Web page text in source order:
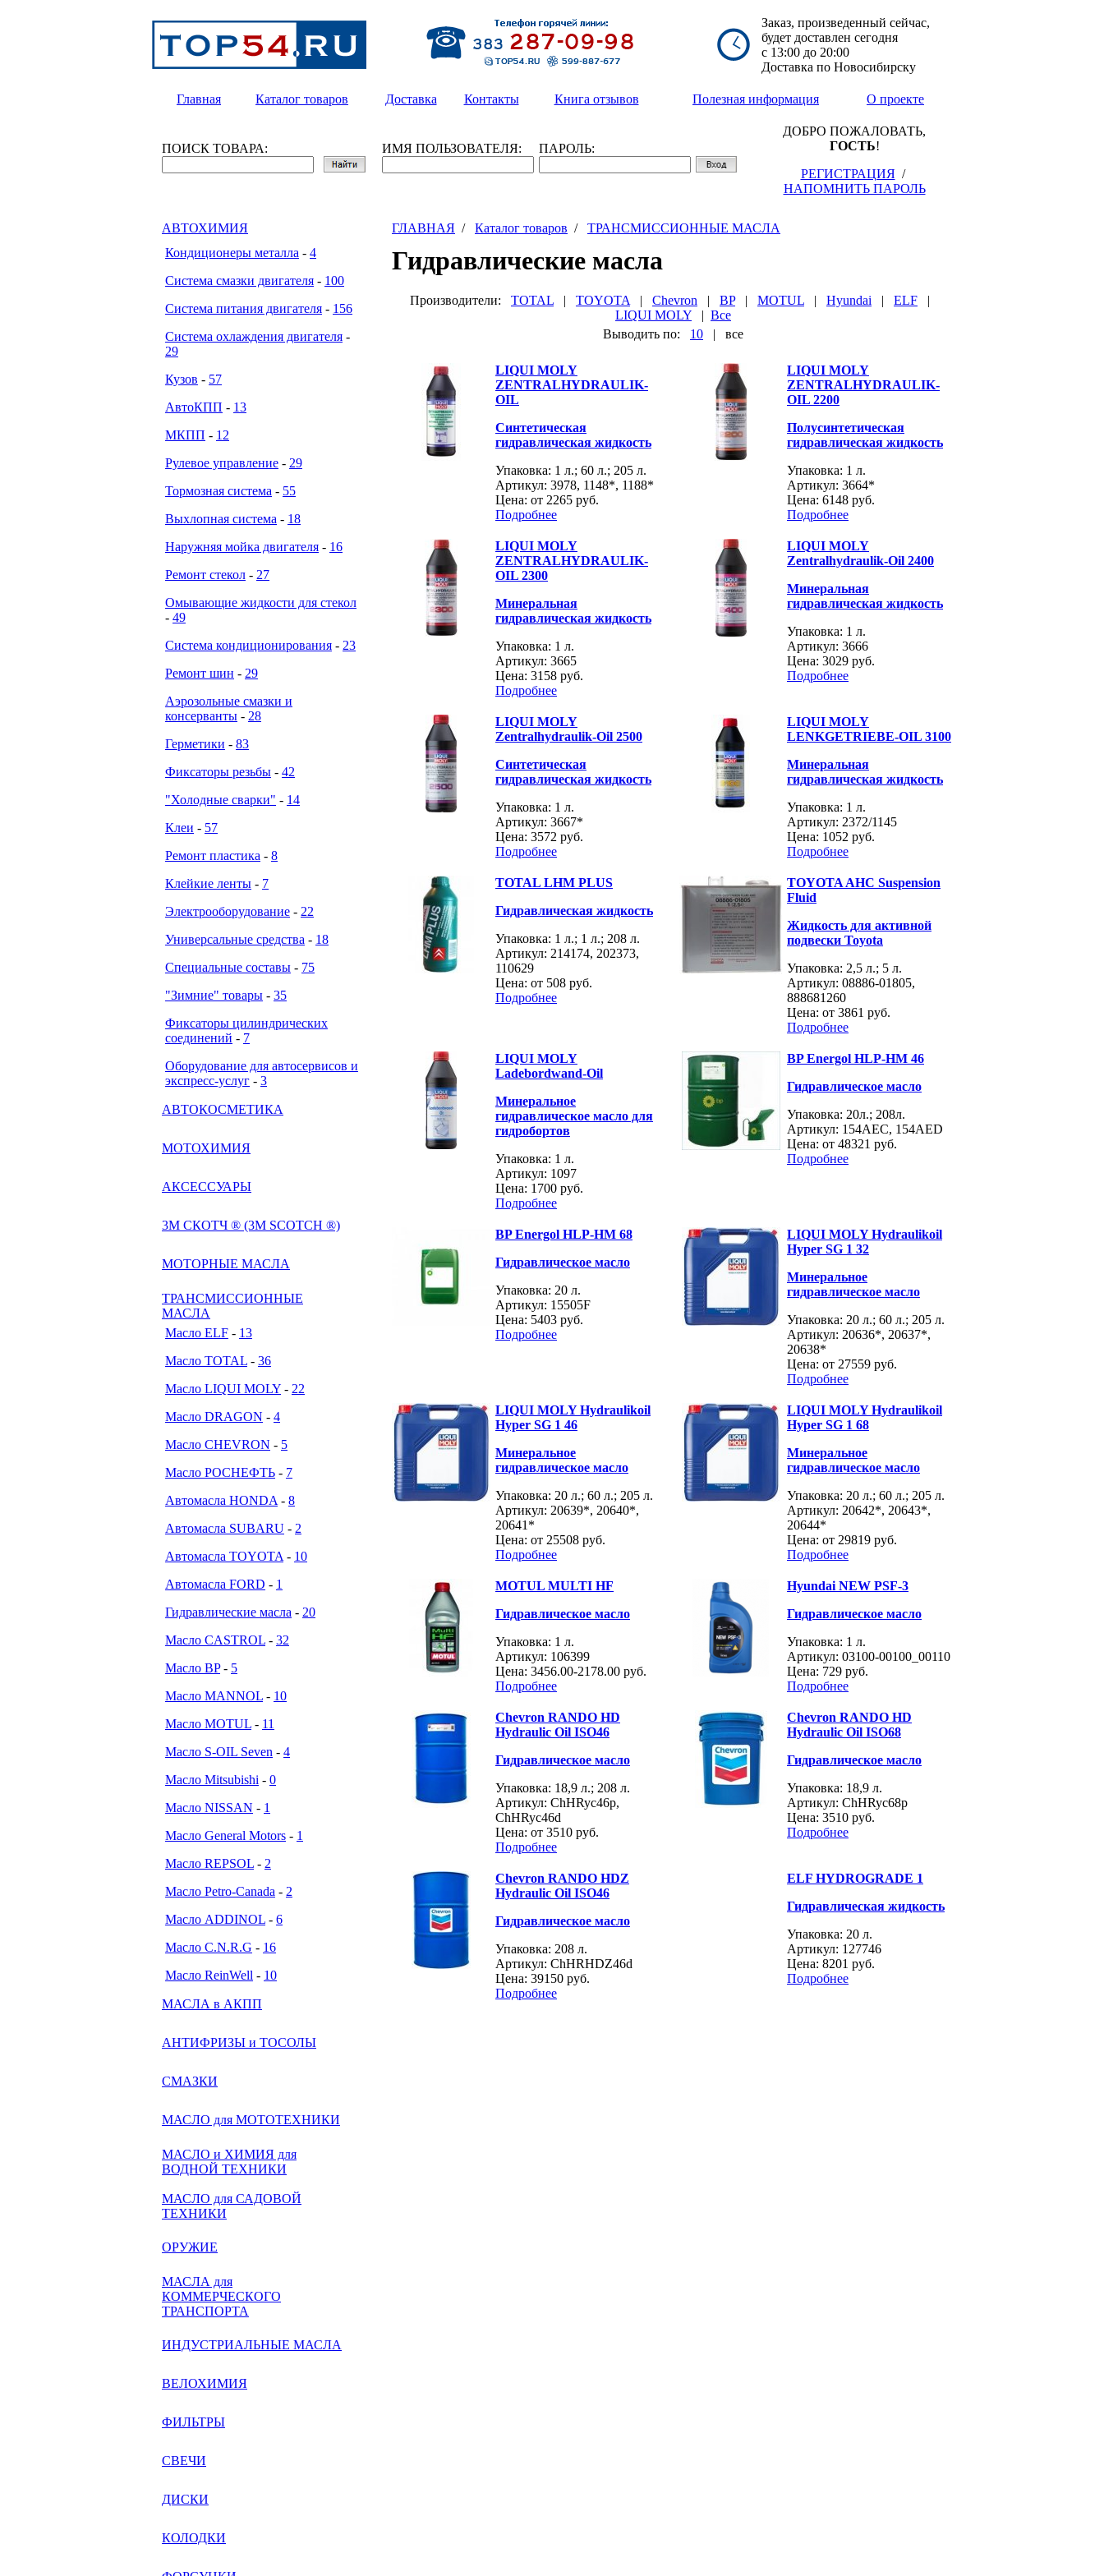
Заказ, произведенный сейчас,
будет доставлен сегодня
с 13:00 до 20:00
Доставка по Новосибирску
Главная Каталог товаров Доставка Контакты Книга отзывов Полезная информация О проекте
ПОИСК ТОВАРА: ИМЯ ПОЛЬЗОВАТЕЛЯ: ПАРОЛЬ:
ДОБРО ПОЖАЛОВАТЬ,
ГОСТЬ!
РЕГИСТРАЦИЯ/
НАПОМНИТЬ ПАРОЛЬ
АВТОХИМИЯ
Кондиционеры металла - 4
Система смазки двигателя - 100
Система питания двигателя - 156
Система охлаждения двигателя -
29
Кузов - 57
АвтоКПП - 13
МКПП - 12
Рулевое управление - 29
Тормозная система - 55
Выхлопная система - 18
Наружняя мойка двигателя - 16
Ремонт стекол - 27
Омывающие жидкости для стекол
- 49
Система кондиционирования - 23
Ремонт шин - 29
Аэрозольные смазки и
консерванты - 28
Герметики - 83
Фиксаторы резьбы - 42
"Холодные сварки" - 14
Клеи - 57
Ремонт пластика - 8
Клейкие ленты - 7
Электрооборудование - 22
Универсальные средства - 18
Специальные составы - 75
"Зимние" товары - 35
Фиксаторы цилиндрических
соединений - 7
Оборудование для автосервисов и
экспресс-услуг - 3
АВТОКОСМЕТИКА
МОТОХИМИЯ
АКСЕССУАРЫ
3М СКОТЧ ® (3M SCOTCH ®)
МОТОРНЫЕ МАСЛА
ТРАНСМИССИОННЫЕ
МАСЛА
Масло ELF - 13
Масло TOTAL - 36
Масло LIQUI MOLY - 22
Масло DRAGON - 4
Масло CHEVRON - 5
Масло РОСНЕФТЬ - 7
Автомасла HONDA - 8
Автомасла SUBARU - 2
Автомасла TOYOTA - 10
Автомасла FORD - 1
Гидравлические масла - 20
Масло CASTROL - 32
Масло BP- 5
Масло MANNOL - 10
Масло MOTUL - 11
Масло S-OIL Seven - 4
Масло Mitsubishi - 0
Масло NISSAN - 1
Масло General Motors - 1
Масло REPSOL - 2
Масло Petro-Canada - 2
Масло ADDINOL - 6
Масло C.N.R.G - 16
Масло ReinWell - 10
МАСЛА в АКПП
АНТИФРИЗЫ и ТОСОЛЫ
СМАЗКИ
МАСЛО для МОТОТЕХНИКИ
МАСЛО и ХИМИЯ для
ВОДНОЙ ТЕХНИКИ
МАСЛО для САДОВОЙ
ТЕХНИКИ
ОРУЖИЕ
МАСЛА для
КОММЕРЧЕСКОГО
ТРАНСПОРТА
ИНДУСТРИАЛЬНЫЕ МАСЛА
ВЕЛОХИМИЯ
ФИЛЬТРЫ
СВЕЧИ
ДИСКИ
КОЛОДКИ
ГЛАВНАЯ / Каталог товаров / ТРАНСМИССИОННЫЕ МАСЛА
Гидравлические масла
Производители: TOTAL | TOYOTA| Chevron | BP| MOTUL | Hyundai | ELF |
LIQUI MOLY | Все
Выводить по: 10 | все
LIQUI MOLY
ZENTRALHYDRAULIK-
OIL
Синтетическая
гидравлическая жидкость
Упаковка: 1 л.; 60 л.; 205 л.
Артикул: 3978, 1148*, 1188*
Цена: от 2265 руб.
Подробнее
LIQUI MOLY
ZENTRALHYDRAULIK-
OIL 2200
Полусинтетическая
гидравлическая жидкость
Упаковка: 1 л.
Артикул: 3664*
Цена: 6148 руб.
Подробнее
LIQUI MOLY
ZENTRALHYDRAULIK-
OIL 2300
Минеральная
гидравлическая жидкость
Упаковка: 1 л.
Артикул: 3665
Цена: 3158 руб.
Подробнее
LIQUI MOLY
Zentralhydraulik-Oil 2400
Минеральная
гидравлическая жидкость
Упаковка: 1 л.
Артикул: 3666
Цена: 3029 руб.
Подробнее
LIQUI MOLY
Zentralhydraulik-Oil 2500
Синтетическая
гидравлическая жидкость
Упаковка: 1 л.
Артикул: 3667*
Цена: 3572 руб.
Подробнее
LIQUI MOLY
LENKGETRIEBE-OIL 3100
Минеральная
гидравлическая жидкость
Упаковка: 1 л.
Артикул: 2372/1145
Цена: 1052 руб.
Подробнее
TOTAL LHM PLUS
Гидравлическая жидкость
Упаковка: 1 л.; 1 л.; 208 л.
Артикул: 214174, 202373,
110629
Цена: от 508 руб.
Подробнее
TOYOTA AHC Suspension
Fluid
Жидкость для активной
подвески Toyota
Упаковка: 2,5 л.; 5 л.
Артикул: 08886-01805,
888681260
Цена: от 3861 руб.
Подробнее
LIQUI MOLY
Ladebordwand-Oil
Минеральное
гидравлическое масло для
гидробортов
Упаковка: 1 л.
Артикул: 1097
Цена: 1700 руб.
Подробнее
BP Energol HLP-HM 46
Гидравлическое масло
Упаковка: 20л.; 208л.
Артикул: 154AEC, 154AED
Цена: от 48321 руб.
Подробнее
BP Energol HLP-HM 68
Гидравлическое масло
Упаковка: 20 л.
Артикул: 15505F
Цена: 5403 руб.
Подробнее
LIQUI MOLY Hydraulikoil
Hyper SG 1 32
Минеральное
гидравлическое масло
Упаковка: 20 л.; 60 л.; 205 л.
Артикул: 20636*, 20637*,
20638*
Цена: от 27559 руб.
Подробнее
LIQUI MOLY Hydraulikoil
Hyper SG 1 46
Минеральное
гидравлическое масло
Упаковка: 20 л.; 60 л.; 205 л.
Артикул: 20639*, 20640*,
20641*
Цена: от 25508 руб.
Подробнее
LIQUI MOLY Hydraulikoil
Hyper SG 1 68
Минеральное
гидравлическое масло
Упаковка: 20 л.; 60 л.; 205 л.
Артикул: 20642*, 20643*,
20644*
Цена: от 29819 руб.
Подробнее
MOTUL MULTI HF
Гидравлическое масло
Упаковка: 1 л.
Артикул: 106399
Цена: 3456.00-2178.00 руб.
Подробнее
Hyundai NEW PSF-3
Гидравлическое масло
Упаковка: 1 л.
Артикул: 03100-00100_00110
Цена: 729 руб.
Подробнее
Chevron RANDO HD
Hydraulic Oil ISO46
Гидравлическое масло
Упаковка: 18,9 л.; 208 л.
Артикул: ChHRyc46p,
ChHRyc46d
Цена: от 3510 руб.
Подробнее
Chevron RANDO HD
Hydraulic Oil ISO68
Гидравлическое масло
Упаковка: 18,9 л.
Артикул: ChHRyc68p
Цена: 3510 руб.
Подробнее
Chevron RANDO HDZ
Hydraulic Oil ISO46
Гидравлическое масло
Упаковка: 208 л.
Артикул: ChHRHDZ46d
Цена: 39150 руб.
Подробнее
ELF HYDROGRADE 1
Гидравлическая жидкость
Упаковка: 20 л.
Артикул: 127746
Цена: 8201 руб.
Подробнее